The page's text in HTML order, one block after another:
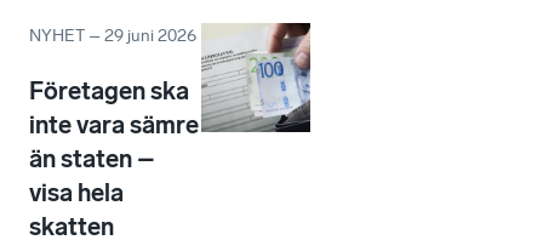
NYHET –29 juni 2026
Företagen ska
inte vara sämre
än staten –
visa hela
skatten